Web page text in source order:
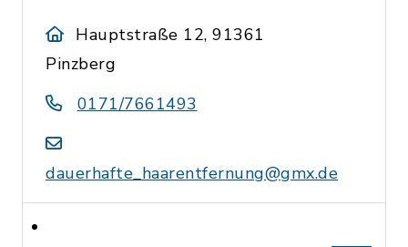
Hauptstraße 12, 91361
Pinzberg
0171/7661493
dauerhafte_haarentfernung@gmx.de